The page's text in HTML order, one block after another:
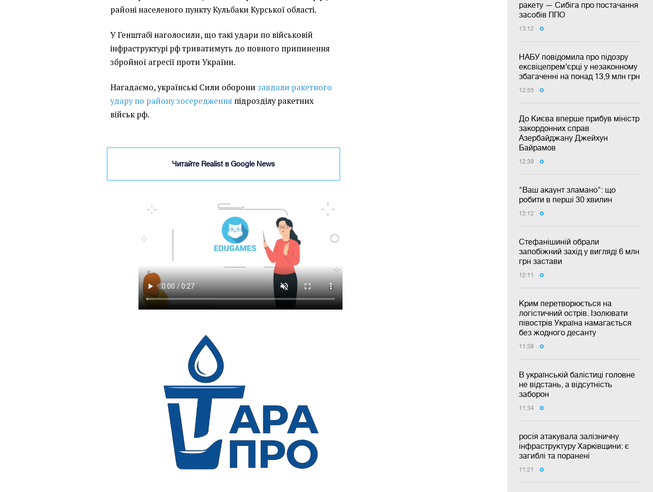
ракету — Сибіга про постачання
засобів ППО
13:12
НАБУ повідомила про підозру
ексвіцепрем’єрці у незаконному
збагаченні на понад 13,9 млн грн
12:55
До Києва вперше прибув міністр
закордонних справ
Азербайджану Джейхун
Байрамов
12:39
"Ваш акаунт зламано": що
робити в перші 30 хвилин
12:12
Стефанішиній обрали
запобіжний захід у вигляді 6 млн
грн застави
12:11
Крим перетворюється на
логістичний острів. Ізолювати
півострів Україна намагається
без жодного десанту
11:38
В українській балістиці головне
не відстань, а відсутність
заборон
11:34
росія атакувала залізничну
інфраструктуру Харківщини: є
загиблі та поранені
11:21
районі населеного пункту Кульбаки Курської області.
У Генштабі наголосили, що такі удари по військовій
інфраструктурі рф триватимуть до повного припинення
збройної агресії проти України.
Нагадаємо,українські Сили оборонизавдали ракетного
удару по району зосередження підрозділу ракетних
військ рф.
Читайте Realist в Google News